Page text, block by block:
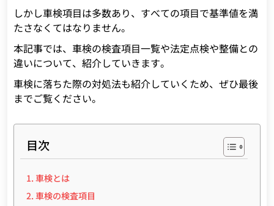
しかし車検項目は多数あり、すべての項目で基準値を満
たさなくてはなりません。
本記事では、車検の検査項目一覧や法定点検や整備との
違いについて、紹介していきます。
車検に落ちた際の対処法も紹介していくため、ぜひ最後
までご覧ください。
目次
車検とは
車検の検査項目